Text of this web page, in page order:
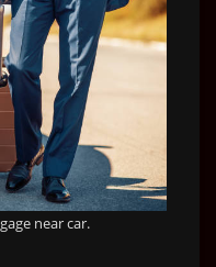
near car.